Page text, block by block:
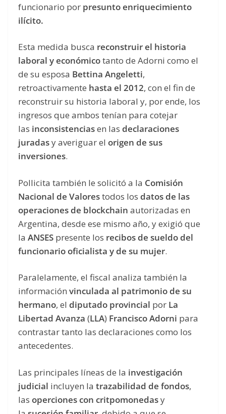
funcionario por presunto enriquecimiento
ilícito.
Esta medida busca reconstruir el historia
laboral y económicotanto de Adorni como el
de su esposa Bettina Angeletti,
retroactivamente hasta el 2012, con el fin de
reconstruir su historia laboral y, por ende, los
ingresos que ambos tenían para cotejar
las inconsistenciasen las declaraciones
juradasy averiguar el origen de sus
inversiones.
Pollicita también le solicitó a la Comisión
Nacional de Valorestodos los datos de las
operaciones de blockchain autorizadas en
Argentina, desde ese mismo año, y exigió que
la ANSES presente los recibos de sueldo del
funcionario oficialista y de su mujer.
Paralelamente, el fiscal analiza también la
información vinculada al patrimonio de su
hermano, el diputado provincial por La
Libertad Avanza (LLA) Francisco Adorni para
contrastar tanto las declaraciones como los
antecedentes.
Las principales líneas de la investigación
judicial incluyen la trazabilidad de fondos,
las operciones con critpomonedasy